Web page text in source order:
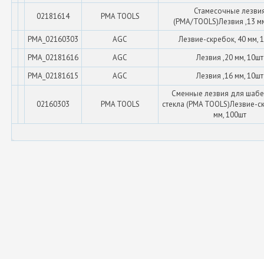
02181614 PMA TOOLS
Стамесочные
(PMA/TOOLS)Лезвия ,13
PMA_02160303
AGC
Лезвие-скребок, 40 мм,
PMA_02181616
AGC
Лезвия ,20 мм, 10шт
PMA_02181615
AGC Лезвия ,16 мм, 10шт
02160303 PMA TOOLS
Сменные лезвия для
стекла (PMA TOOLS)Лезвие-
мм, 100шт